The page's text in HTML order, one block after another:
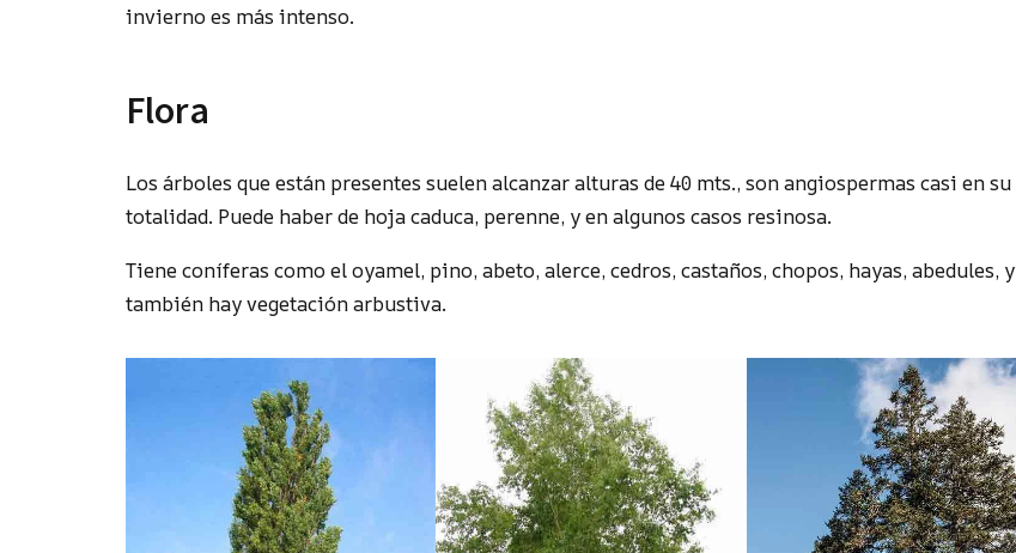
invierno es más intenso.
Flora
Los árboles que están presentes suelen alcanzar alturas de 40 mts., son angiospermas casi en su
totalidad. Puede haber de hoja caduca, perenne, y en algunos casos resinosa.
Tiene coníferas como el oyamel, pino, abeto, alerce, cedros, castaños, chopos, hayas, abedules, y
también hay vegetación arbustiva.